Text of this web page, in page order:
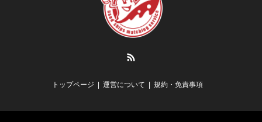
トップページ 運営について 規約・免責事項